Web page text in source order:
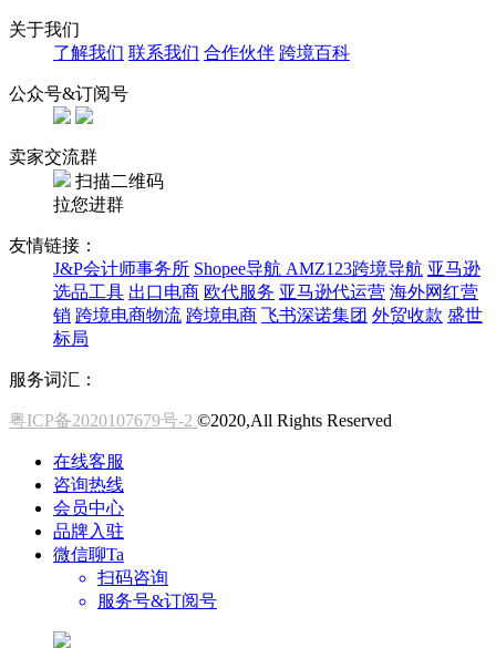
关于我们
了解我们 联系我们 合作伙伴 跨境百科
公众号&订阅号
卖家交流群
扫描二维码
拉您进群
友情链接：
J&P会计师事务所 Shopee导航 AMZ123跨境导航 亚马逊
选品工具 出口电商 欧代服务 亚马逊代运营 海外网红营
销 跨境电商物流 跨境电商 飞书深诺集团 外贸收款 盛世
标局
服务词汇：
粤ICP备2020107679号-2 ©2020,All Rights Reserved
在线客服
咨询热线
会员中心
品牌入驻
微信聊Ta
扫码咨询
服务号&订阅号